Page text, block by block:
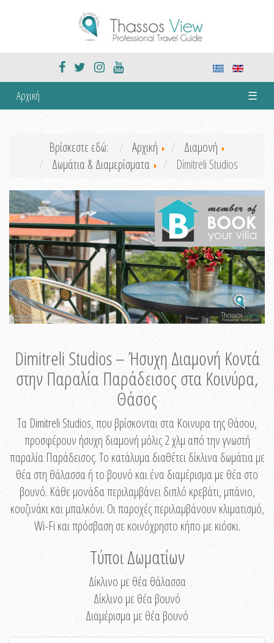
Αρχική ☰
Βρίσκεστε εδώ: Αρχική
Διαμονή
Δωμάτια & Διαμερίσματα
Dimitreli Studios
Dimitreli Studios – Ήσυχη Διαμονή Κοντά
στην Παραλία Παράδεισος στα Κοινύρα,
Θάσος
Τα Dimitreli Studios, που βρίσκονται στα Κοινυρα της Θάσου,
προσφέρουν ήσυχη διαμονή μόλις 2 χλμ από την γνωστή
παραλία Παράδεισος. Το κατάλυμα διαθέτει δίκλινα δωμάτια με
θέα στη θάλασσα ή το βουνό και ένα διαμέρισμα με θέα στο
βουνό. Κάθε μονάδα περιλαμβάνει διπλό κρεβάτι, μπάνιο,
κουζινάκι και μπαλκόνι. Οι παροχές περιλαμβάνουν κλιματισμό,
Wi-Fi και πρόσβαση σε κοινόχρηστο κήπο με κιόσκι.
Τύποι Δωματίων
Δίκλινο με θέα θάλασσα
Δίκλινο με θέα βουνό
Διαμέρισμα με θέα βουνό